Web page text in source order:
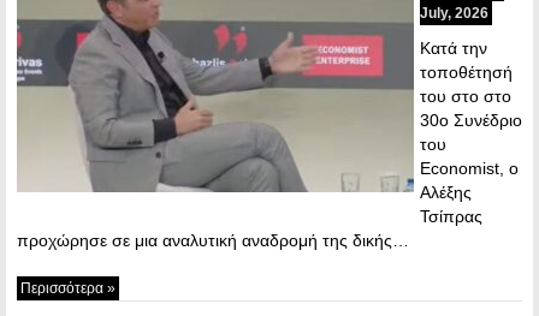
July, 2026
Κατά την
τοποθέτησή
του στο στο
30ο Συνέδριο
του
Economist, ο
Αλέξης
Τσίπρας
προχώρησε σε μια αναλυτική αναδρομή της δικής…
Περισσότερα »